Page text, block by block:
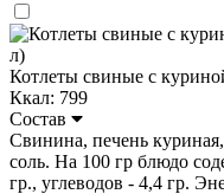
Котлеты свиные с
Ккал: 799
Состав
Свинина, печень
соль. На 100 гр блюдо
гр., углеводов - 4,4 гр.